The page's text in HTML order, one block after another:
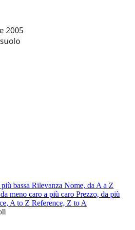
2005
bassa Rilevanza Nome, da A a Z
meno caro a più caro Prezzo, da più
A to Z Reference, Z to A